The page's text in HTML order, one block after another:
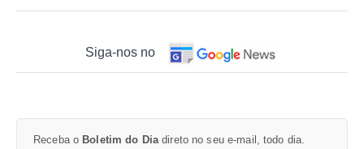
Siga-nos no
Receba o Boletim do Dia direto no seu e-mail, todo dia.